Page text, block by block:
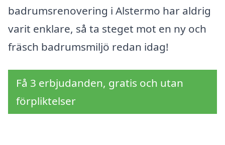
badrumsrenovering i Alstermo har aldrig
varit enklare, så ta steget mot en ny och
fräsch badrumsmiljö redan idag!
Få 3 erbjudanden, gratis och utan
förpliktelser